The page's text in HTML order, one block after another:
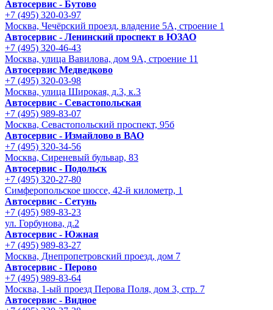
Автосервис - Бутово
+7 (495) 320-03-97
Москва, Чечёрский проезд, владение 5А, строение 1
Автосервис - Ленинский проспект в ЮЗАО
+7 (495) 320-46-43
Москва, улица Вавилова, дом 9A, строение 11
Автосервис Медведково
+7 (495) 320-03-98
Москва, улица Широкая, д.3, к.3
Автосервис - Cевастопольская
+7 (495) 989-83-07
Москва, Севастопольский проспект, 95б
Автосервис - Измайлово в ВАО
+7 (495) 320-34-56
Москва, Сиреневый бульвар, 83
Автосервис - Подольск
+7 (495) 320-27-80
Симферопольское шоссе, 42-й километр, 1
Автосервис - Сетунь
+7 (495) 989-83-23
ул. Горбунова, д.2
Автосервис - Южная
+7 (495) 989-83-27
Москва, Днепропетровский проезд, дом 7
Автосервис - Перово
+7 (495) 989-83-64
Москва, 1-ый проезд Перова Поля, дом 3, стр. 7
Автосервис - Видное